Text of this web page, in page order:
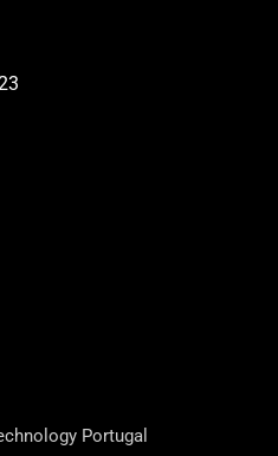
Portugal